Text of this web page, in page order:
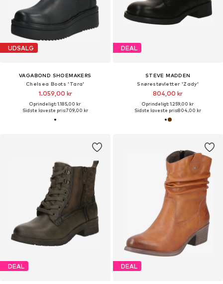
UDSALG
VAGABOND SHOEMAKERS
Chelsea Boots 'Tara'
1.059,00 kr
Oprindeligt: 1.185,00 kr
Sidste laveste pris:709,00 kr
DEAL
STEVE MADDEN
Snørestøvletter 'Zady'
804,00 kr
Oprindeligt: 1.259,00 kr
Sidste laveste pris:804,00 kr
DEAL DEAL